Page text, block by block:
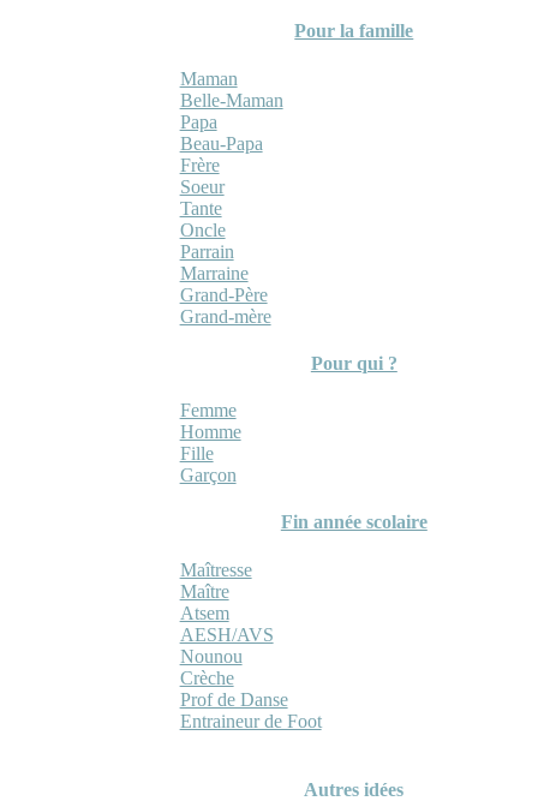
Pour la famille
Maman
Belle-Maman
Papa
Beau-Papa
Frère
Soeur
Tante
Oncle
Parrain
Marraine
Grand-Père
Grand-mère
Pour qui ?
Femme
Homme
Fille
Garçon
Fin année scolaire
Maîtresse
Maître
Atsem
AESH/AVS
Nounou
Crèche
Prof de Danse
Entraineur de Foot
Autres idées